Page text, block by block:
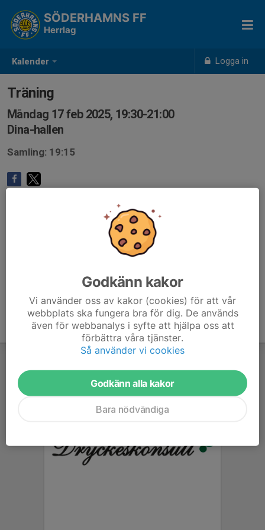
Kalender Logga in
SÖDERHAMNS FF
Herrlag
Träning
Måndag 17 feb 2025, 19:30-21:00
Dina-hallen
Samling: 19:15
Godkänn kakor
Vi använder oss av kakor (cookies) för att vår
webbplats ska fungera bra för dig. De används
även för webbanalys i syfte att hjälpa oss att
förbättra våra tjänster.
Så använder vi cookies
Godkänn alla kakor
Bara nödvändiga